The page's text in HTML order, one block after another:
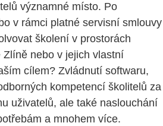
významné místo. Po
v rámci platné servisní smlouvy
školení v prostorách
nebo v jejich vlastní
cílem? Zvládnutí softwaru,
kompetencí školitelů za
uživatelů, ale také naslouchání
a mnohem více.